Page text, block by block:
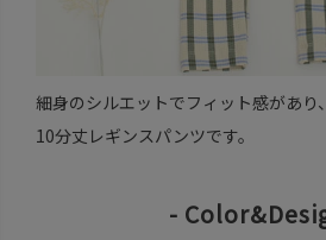
細身のシルエットでフィット感があり
10分丈レギンスパンツです。
-